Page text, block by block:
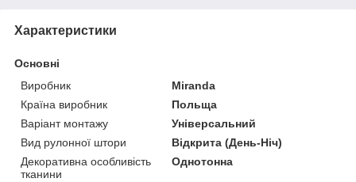
Характеристики
Основні
Виробник
Miranda
Країна виробник
Польща
Варіант монтажу
Універсальний
Вид рулонної штори
Відкрита (День-Ніч)
Декоративна особливість
тканини
Однотонна